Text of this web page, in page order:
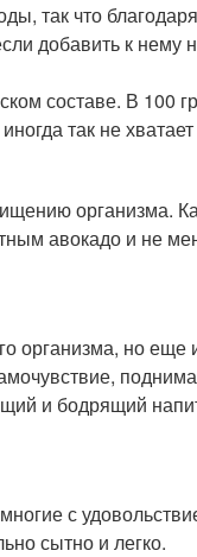
так что
добавить к нему
составе. В 100
так не
организма.
авокадо и не
организма, но еще
и бодрящий
с
сытно и легко.